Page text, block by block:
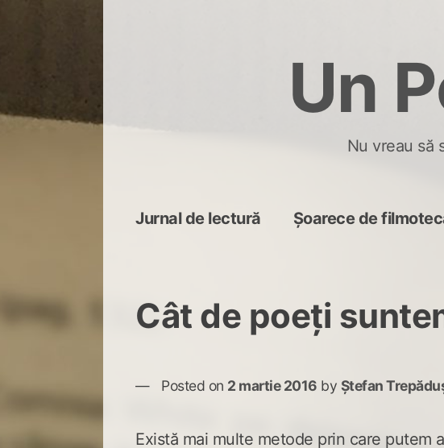
Un
Nu vreau să
Jurnal de lectură Șoarece de
Cât de poeți
Posted on 2 martie 2016 by Ștefan
Există mai multe metode prin care putem